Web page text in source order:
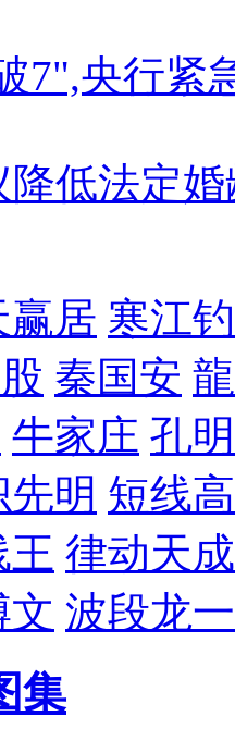
7",央行紧
降低法定婚
赢居 寒江
秦国安
牛家庄 孔
明 短线
王 律动天成
文 波段龙一
集